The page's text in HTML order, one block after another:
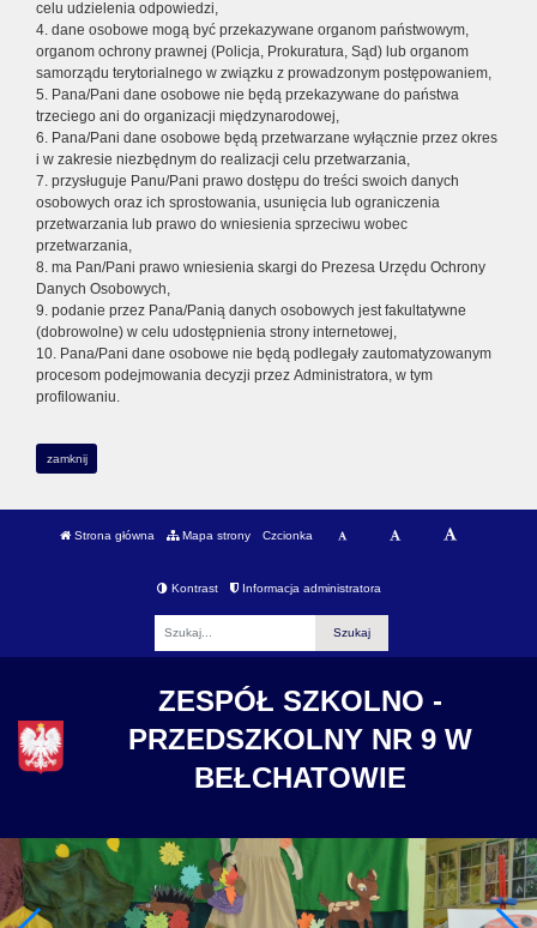
celu udzielenia odpowiedzi,
4. dane osobowe mogą być przekazywane organom państwowym,
organom ochrony prawnej (Policja, Prokuratura, Sąd) lub organom
samorządu terytorialnego w związku z prowadzonym postępowaniem,
5. Pana/Pani dane osobowe nie będą przekazywane do państwa
trzeciego ani do organizacji międzynarodowej,
6. Pana/Pani dane osobowe będą przetwarzane wyłącznie przez okres
i w zakresie niezbędnym do realizacji celu przetwarzania,
7. przysługuje Panu/Pani prawo dostępu do treści swoich danych
osobowych oraz ich sprostowania, usunięcia lub ograniczenia
przetwarzania lub prawo do wniesienia sprzeciwu wobec
przetwarzania,
8. ma Pan/Pani prawo wniesienia skargi do Prezesa Urzędu Ochrony
Danych Osobowych,
9. podanie przez Pana/Panią danych osobowych jest fakultatywne
(dobrowolne) w celu udostępnienia strony internetowej,
10. Pana/Pani dane osobowe nie będą podlegały zautomatyzowanym
procesom podejmowania decyzji przez Administratora, w tym
profilowaniu.
zamknij
Strona główna Mapa strony Czcionka
Kontrast Informacja administratora
ZESPÓŁ SZKOLNO -
PRZEDSZKOLNY NR 9 W
BEŁCHATOWIE